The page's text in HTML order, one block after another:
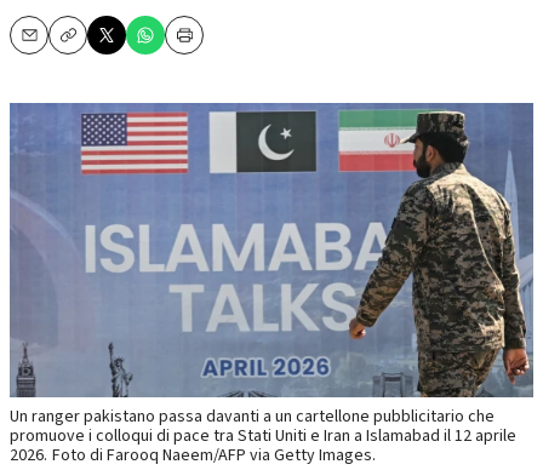
EmailCopy Print
Un ranger pakistano passa davanti a un cartellone pubblicitario che
promuove i colloqui di pace tra Stati Uniti e Iran a Islamabad il 12 aprile
2026. Foto di Farooq Naeem/AFP via Getty Images.